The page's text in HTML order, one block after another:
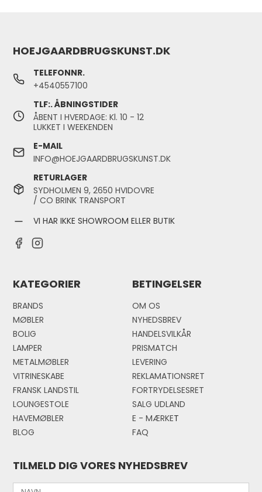
HOEJGAARDBRUGSKUNST.DK
TELEFONNR.
+4540557100
TLF:. ÅBNINGSTIDER
ÅBENT I HVERDAGE: Kl. 10 - 12
LUKKET I WEEKENDEN
E-MAIL
INFO@HOEJGAARDBRUGSKUNST.DK
RETURLAGER
SYDHOLMEN 9, 2650 HVIDOVRE
/ CO BRINK TRANSPORT
VI HAR IKKE SHOWROOM ELLER BUTIK
KATEGORIER
BRANDS
MØBLER
BOLIG
LAMPER
METALMØBLER
VITRINESKABE
FRANSK LANDSTIL
LOUNGESTOLE
HAVEMØBLER
BLOG
BETINGELSER
OM OS
NYHEDSBREV
HANDELSVILKÅR
PRISMATCH
LEVERING
REKLAMATIONSRET
FORTRYDELSESRET
SALG UDLAND
E - MÆRKET
FAQ
TILMELD DIG VORES NYHEDSBREV